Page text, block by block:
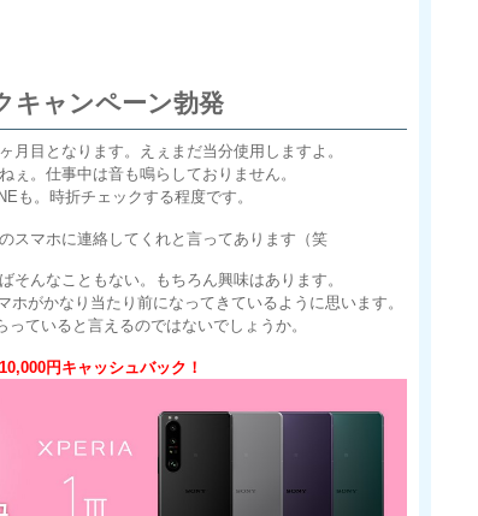
ャンペーン勃発
目となります。えぇまだ当分使用しますよ。
ぇ。仕事中は音も鳴らしておりません。
も。時折チェックする程度です。
スマホに連絡してくれと言ってあります（笑
そんなこともない。もちろん興味はあります。
がかなり当たり前になってきているように思います。
ていると言えるのではないでしょうか。
円キャッシュバック！